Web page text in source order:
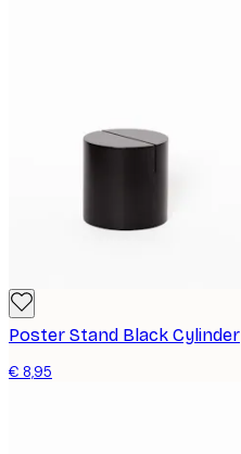
Poster Stand Black Cylinder
€ 8,95